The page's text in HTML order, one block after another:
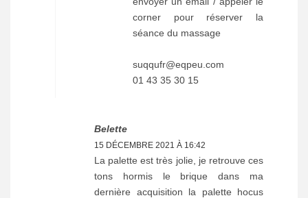
corner pour réserver la
séance du massage
suqqufr@eqpeu.com
01 43 35 30 15
Belette
15 DÉCEMBRE 2021 À 16:42
La palette est très jolie, je retrouve ces
tons hormis le brique dans ma
dernière acquisition la palette hocus